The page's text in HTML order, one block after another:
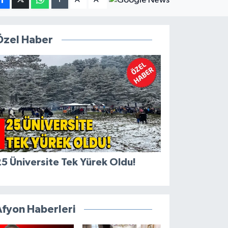
Haber
Üniversite Tek Yürek Oldu!
Haberleri